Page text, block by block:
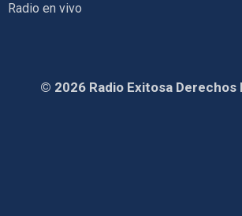
Radio en vivo
© 2026 Radio Exitosa Derechos